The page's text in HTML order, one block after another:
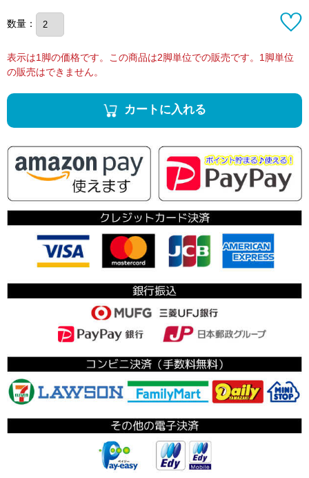
数量：
表示は1脚の価格です。この商品は2脚単位での販売です。1脚単位
の販売はできません。
カートに入れる